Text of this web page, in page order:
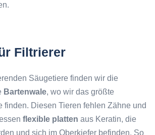
Filtrierer
Säugetiere finden wir die
Bartenwale, wo wir das größte
finden. Diesen Tieren fehlen Zähne und
flexible platten aus Keratin, die
und sich im Oberkiefer befinden. So